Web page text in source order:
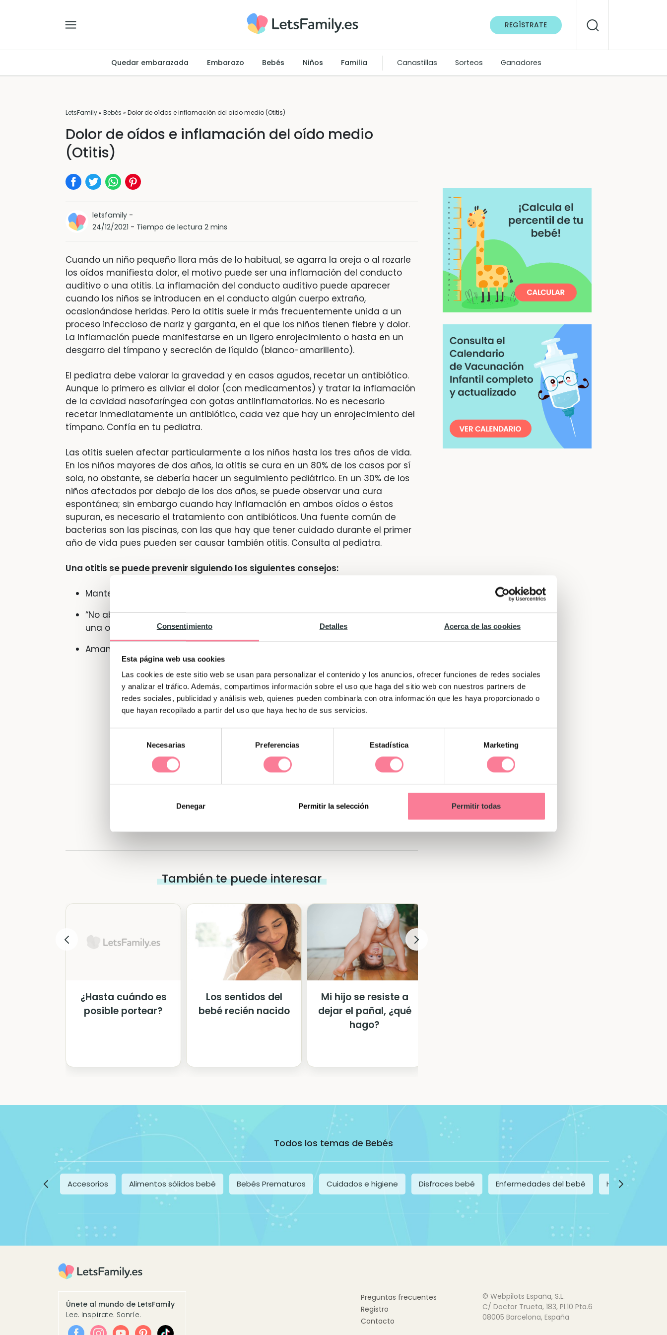
Consentimiento Detalles Acerca de las cookies
Esta página web usa cookies
Las cookies de este sitio web se usan para personalizar el contenido y los anuncios, ofrecer funciones de redes sociales
y analizar el tráfico. Además, compartimos información sobre el uso que haga del sitio web con nuestros partners de
redes sociales, publicidad y análisis web, quienes pueden combinarla con otra información que les haya proporcionado o
que hayan recopilado a partir del uso que haya hecho de sus servicios.
consentimiento
Necesarias Preferencias Estadística Marketing
Denegar Permitir la selección Permitir todas
REGÍSTRATE
Quedar embarazada Embarazo Bebés Niños Familia Canastillas Sorteos Ganadores
LetsFamily» Bebés » Dolor de oídos e inflamación del oído medio (Otitis)
Dolor de oídos e inflamación del oído medio
(Otitis)
letsfamily -
24/12/2021 - Tiempo de lectura 2 mins
Cuando un niño pequeño llora más de lo habitual, se agarra la oreja o al rozarle
los oídos manifiesta dolor, el motivo puede ser una inflamación del conducto
auditivo o una otitis. La inflamación del conducto auditivo puede aparecer
cuando los niños se introducen en el conducto algún cuerpo extraño,
ocasionándose heridas. Pero la otitis suele ir más frecuentemente unida a un
proceso infeccioso de nariz y garganta, en el que los niños tienen fiebre y dolor.
La inflamación puede manifestarse en un ligero enrojecimiento o hasta en un
desgarro del tímpano y secreción de líquido (blanco-amarillento).
El pediatra debe valorar la gravedad y en casos agudos, recetar un antibiótico.
Aunque lo primero es aliviar el dolor (con medicamentos) y tratar la inflamación
de la cavidad nasofaríngea con gotas antiinflamatorias. No es necesario
recetar inmediatamente un antibiótico, cada vez que hay un enrojecimiento del
tímpano. Confía en tu pediatra.
Las otitis suelen afectar particularmente a los niños hasta los tres años de vida.
En los niños mayores de dos años, la otitis se cura en un 80% de los casos por sí
sola, no obstante, se debería hacer un seguimiento pediátrico. En un 30% de los
niños afectados por debajo de los dos años, se puede observar una cura
espontánea; sin embargo cuando hay inflamación en ambos oídos o éstos
supuran, es necesario el tratamiento con antibióticos. Una fuente común de
bacterias son las piscinas, con las que hay que tener cuidado durante el primer
año de vida pues pueden ser causar también otitis. Consulta al pediatra.
Una otitis se puede prevenir siguiendo los siguientes consejos:
Mantener la habitación libre de humo
“No abusar del chupete (sobre todo cuando ya ha sufrido anteriormente
una otitis).
Amamantar durante seis meses y si se puede más, mejor.
Gana una canastilla con productos
¡CONSIGUE LA TUYA!
También te puede interesar
¿Hasta cuándo es
posible portear?
Los sentidos del
bebé recién nacido
Mi hijo se resiste a
dejar el pañal, ¿qué
hago?
Todos los temas de Bebés
Accesorios Alimentos sólidos bebé Bebés Prematuros Cuidados e higiene Disfraces bebé Enfermedades del bebé Habitación del
Únete al mundo de LetsFamily
Lee. Inspírate. Sonríe.
Preguntas frecuentes
Registro
Contacto
© Webpilots España, S.L.
C/ Doctor Trueta, 183, Pl.10 Pta.6
08005 Barcelona, España